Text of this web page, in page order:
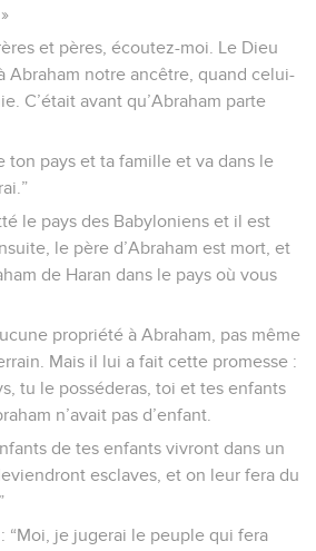
et pères, écoutez-moi. Le Dieu
Abraham notre ancêtre, quand celui-
C’était avant qu’Abraham parte
ton pays et ta famille et va dans le
le pays des Babyloniens et il est
le père d’Abraham est mort, et
de Haran dans le pays où vous
propriété à Abraham, pas même
Mais il lui a fait cette promesse :
tu le posséderas, toi et tes enfants
n’avait pas d’enfant.
de tes enfants vivront dans un
esclaves, et on leur fera du
“Moi, je jugerai le peuple qui fera